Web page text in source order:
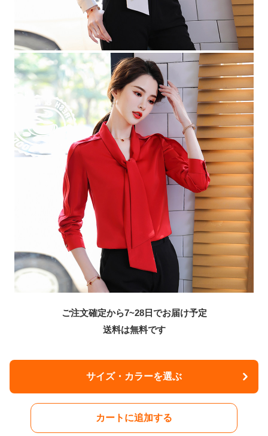
ご注文確定から7~28日でお届け予定
送料は無料です
サイズ・カラーを選ぶ
カートに追加する